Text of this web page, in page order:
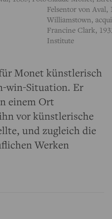
Felsentor von
Williamstown,
Francine Clark,
Institute
Monet künstlerisch
win-Situation. Er
einem Ort
vor künstlerische
und zugleich die
Werken